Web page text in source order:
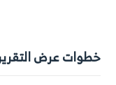
خطوات عرض